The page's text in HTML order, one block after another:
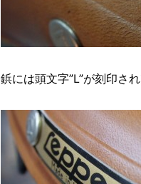
鋲には頭文字”L”が刻印され